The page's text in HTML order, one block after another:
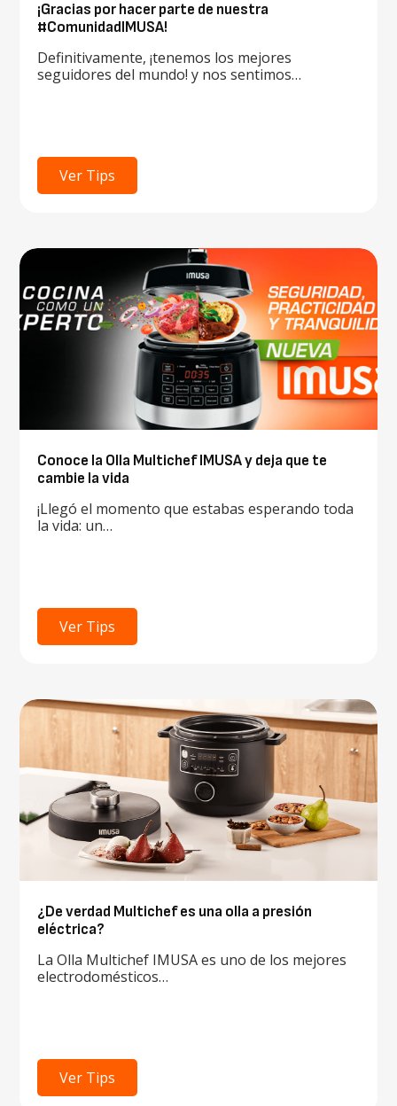
¡Gracias por hacer parte de nuestra
#ComunidadIMUSA!
Definitivamente, ¡tenemos los mejores
seguidores del mundo! y nos sentimos…
Ver Tips
Conoce la Olla Multichef IMUSA y deja que te
cambie la vida
¡Llegó el momento que estabas esperando toda
la vida: un…
Ver Tips
¿De verdad Multichef es una olla a presión
eléctrica?
La Olla Multichef IMUSA es uno de los mejores
electrodomésticos…
Ver Tips